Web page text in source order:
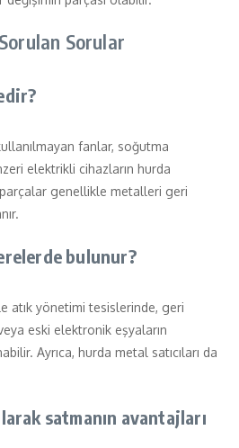
Sorular
fanlar, soğutma
elektrikli cihazların hurda
parçalar genellikle metalleri geri
bulunur?
atık yönetimi tesislerinde, geri
eski elektronik eşyaların
Ayrıca, hurda metal satıcıları da
satmanın avantajları